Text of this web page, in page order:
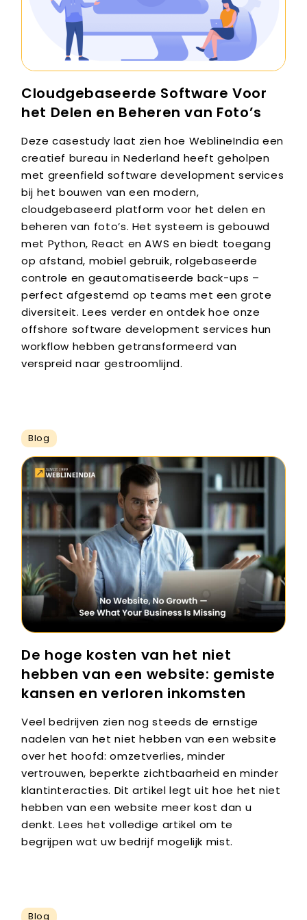
Cloudgebaseerde Software Voor
het Delen en Beheren van Foto’s
Deze casestudy laat zien hoe WeblineIndia een
creatief bureau in Nederland heeft geholpen
met greenfield software development services
bij het bouwen van een modern,
cloudgebaseerd platform voor het delen en
beheren van foto’s. Het systeem is gebouwd
met Python, React en AWS en biedt toegang
op afstand, mobiel gebruik, rolgebaseerde
controle en geautomatiseerde back-ups –
perfect afgestemd op teams met een grote
diversiteit. Lees verder en ontdek hoe onze
offshore software development services hun
workflow hebben getransformeerd van
verspreid naar gestroomlijnd.
Blog
De hoge kosten van het niet
hebben van een website: gemiste
kansen en verloren inkomsten
Veel bedrijven zien nog steeds de ernstige
nadelen van het niet hebben van een website
over het hoofd: omzetverlies, minder
vertrouwen, beperkte zichtbaarheid en minder
klantinteracties. Dit artikel legt uit hoe het niet
hebben van een website meer kost dan u
denkt. Lees het volledige artikel om te
begrijpen wat uw bedrijf mogelijk mist.
Blog